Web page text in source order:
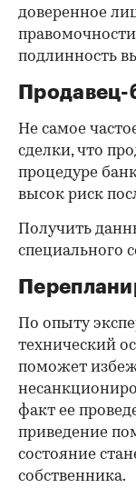
доверенное
подлинность
Продавец-
Не самое
сделки, что
процедуре
высок риск
Получить
специального
По опыту
технический
поможет
факт ее
приведение
состояние
собственника.